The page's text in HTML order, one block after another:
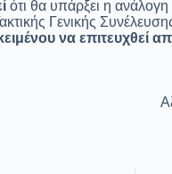
ότι θα υπάρξει η ανάλογη
Γενικής
να επιτευχθεί